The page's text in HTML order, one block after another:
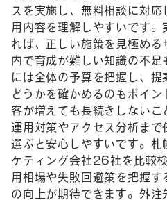
スを実施し、無料相談に対
用内容を理解しやすいです。
れば、正しい施策を見極める
内で育成が難しい知識の不足
には全体の予算を把握し、
どうかを確かめるのもポイ
客が増えても長続きしないこ
運用対策やアクセス分析まで
選ぶと安心しやすいです。札
ケティング会社26社を比較
用相場や失敗回避策を把握す
の向上が期待できます。外注